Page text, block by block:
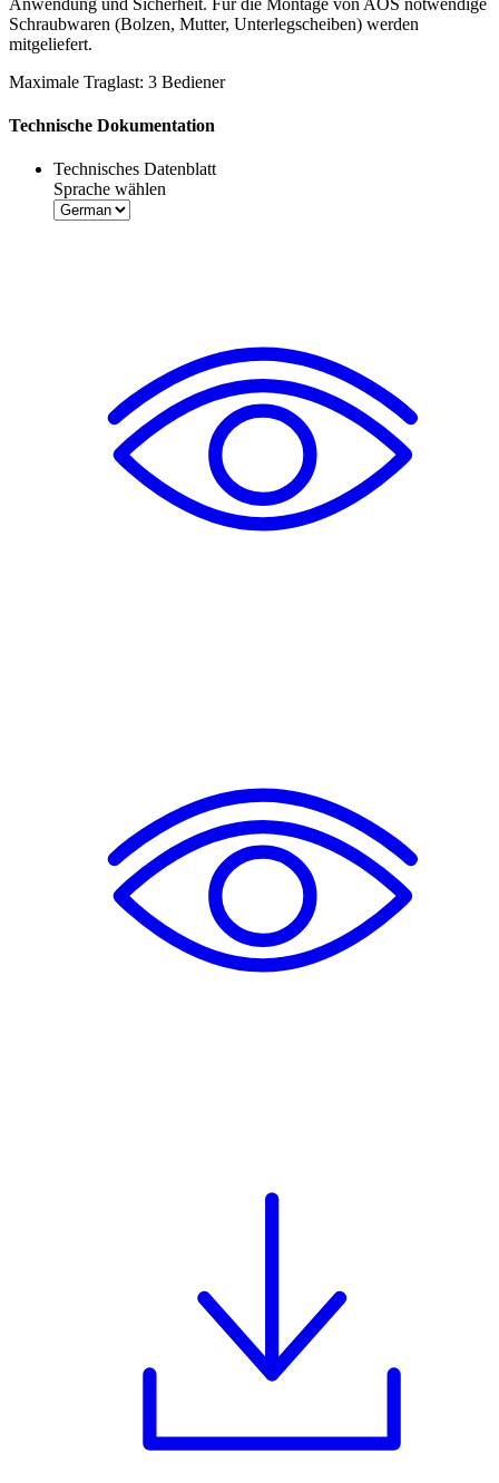
Schraubwaren (Bolzen, Mutter, Unterlegscheiben) werden
mitgeliefert.
Maximale Traglast: 3 Bediener
Technische Dokumentation
Technisches Datenblatt
Sprache wählen